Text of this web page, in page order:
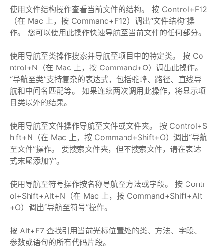
使用文件结构操作查看当前文件的结构。 按 Control+F12
（在 Mac 上，按 Command+F12）调出“文件结构”操
作。 您可以使用此操作快速导航至当前文件的任何部分。
使用导航至类操作搜索并导航至项目中的特定类。 按 Co
ntrol+N（在 Mac 上，按 Command+O）调出此操作。
“导航至类”支持复杂的表达式，包括驼峰、路径、直线导
航和中间名匹配等。 如果连续两次调用此操作，将显示项
目类以外的结果。
使用导航至文件操作导航至文件或文件夹。 按 Control+S
hift+N（在 Mac 上，按 Command+Shift+O）调出“导航
至文件”操作。 要搜索文件夹，但不搜索文件，请在表达
式末尾添加“/”。
使用导航至符号操作按名称导航至方法或字段。 按 Contr
ol+Shift+Alt+N（在 Mac 上，按 Command+Shift+Alt
+O）调出“导航至符号”操作。
按 Alt+F7 查找引用当前光标位置处的类、方法、字段、
参数或语句的所有代码片段。